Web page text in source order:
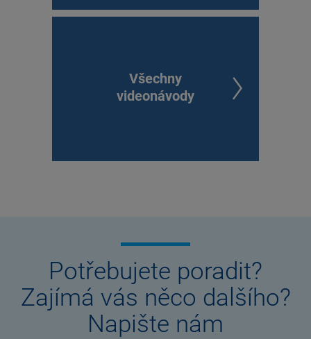
Všechny
videonávody
Potřebujete poradit?
Zajímá vás něco dalšího?
Napište nám